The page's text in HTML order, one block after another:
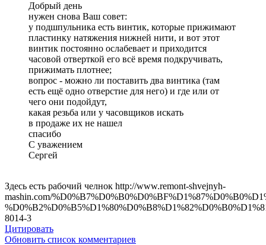
Добрый день
нужен снова Ваш совет:
у подшпульника есть винтик, которые прижимают
пластинку натяжения нижней нити, и вот этот
винтик постоянно ослабевает и приходится
часовой отверткой его всё время подкручивать,
прижимать плотнее;
вопрос - можно ли поставить два винтика (там
есть ещё одно отверстие для него) и где или от
чего они подойдут,
какая резьба или у часовщиков искать
в продаже их не нашел
спасибо
С уважением
Сергей
Здесь есть рабочий челнок http://www.remont-shvejnyh-
mashin.com/
8014-3
Цитировать
Обновить список комментариев